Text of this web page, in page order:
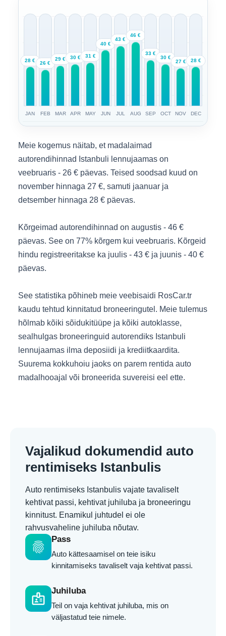
28 €
JAN
26 €
FEB
29 €
MAR
30 €
APR
31 €
MAY
40 €
JUN
43 €
JUL
46 €
AUG
33 €
SEP
30 €
OCT
27 €
NOV
28 €
DEC
Meie kogemus näitab, et madalaimad
autorendihinnad Istanbuli lennujaamas on
veebruaris - 26 € päevas. Teised soodsad kuud on
november hinnaga 27 €, samuti jaanuar ja
detsember hinnaga 28 € päevas.
Kõrgeimad autorendihinnad on augustis - 46 €
päevas. See on 77% kõrgem kui veebruaris. Kõrgeid
hindu registreeritakse ka juulis - 43 € ja juunis - 40 €
päevas.
See statistika põhineb meie veebisaidi RosCar.tr
kaudu tehtud kinnitatud broneeringutel. Meie tulemus
hõlmab kõiki sõidukitüüpe ja kõiki autoklasse,
sealhulgas broneeringuid autorendiks Istanbuli
lennujaamas ilma deposiidi ja krediitkaardita.
Suurema kokkuhoiu jaoks on parem rentida auto
madalhooajal või broneerida suvereisi eel ette.
Vajalikud dokumendid auto
rentimiseks Istanbulis
Auto rentimiseks Istanbulis vajate tavaliselt
kehtivat passi, kehtivat juhiluba ja broneeringu
kinnitust. Enamikul juhtudel ei ole
rahvusvaheline juhiluba nõutav.
fingerprint
Pass
Auto kättesaamisel on teie isiku
kinnitamiseks tavaliselt vaja kehtivat passi.
badge
Juhiluba
Teil on vaja kehtivat juhiluba, mis on
väljastatud teie nimele.